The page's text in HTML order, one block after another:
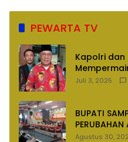
PEWARTA TV
Kapolri dan
Juli 3, 2025
BUPATI
2025
Agustus 30,